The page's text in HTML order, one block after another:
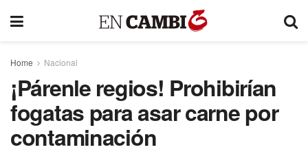
Home Nacional
¡Párenle regios! Prohibirían
fogatas para asar carne por
contaminación